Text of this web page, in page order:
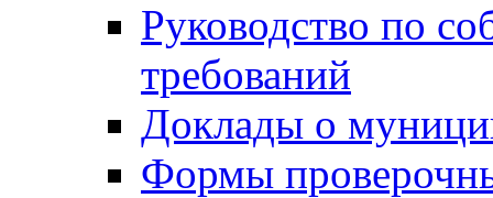
Руководство по
требований
Доклады о
Формы